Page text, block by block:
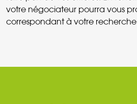
votre négociateur pourra vous
correspondant à votre